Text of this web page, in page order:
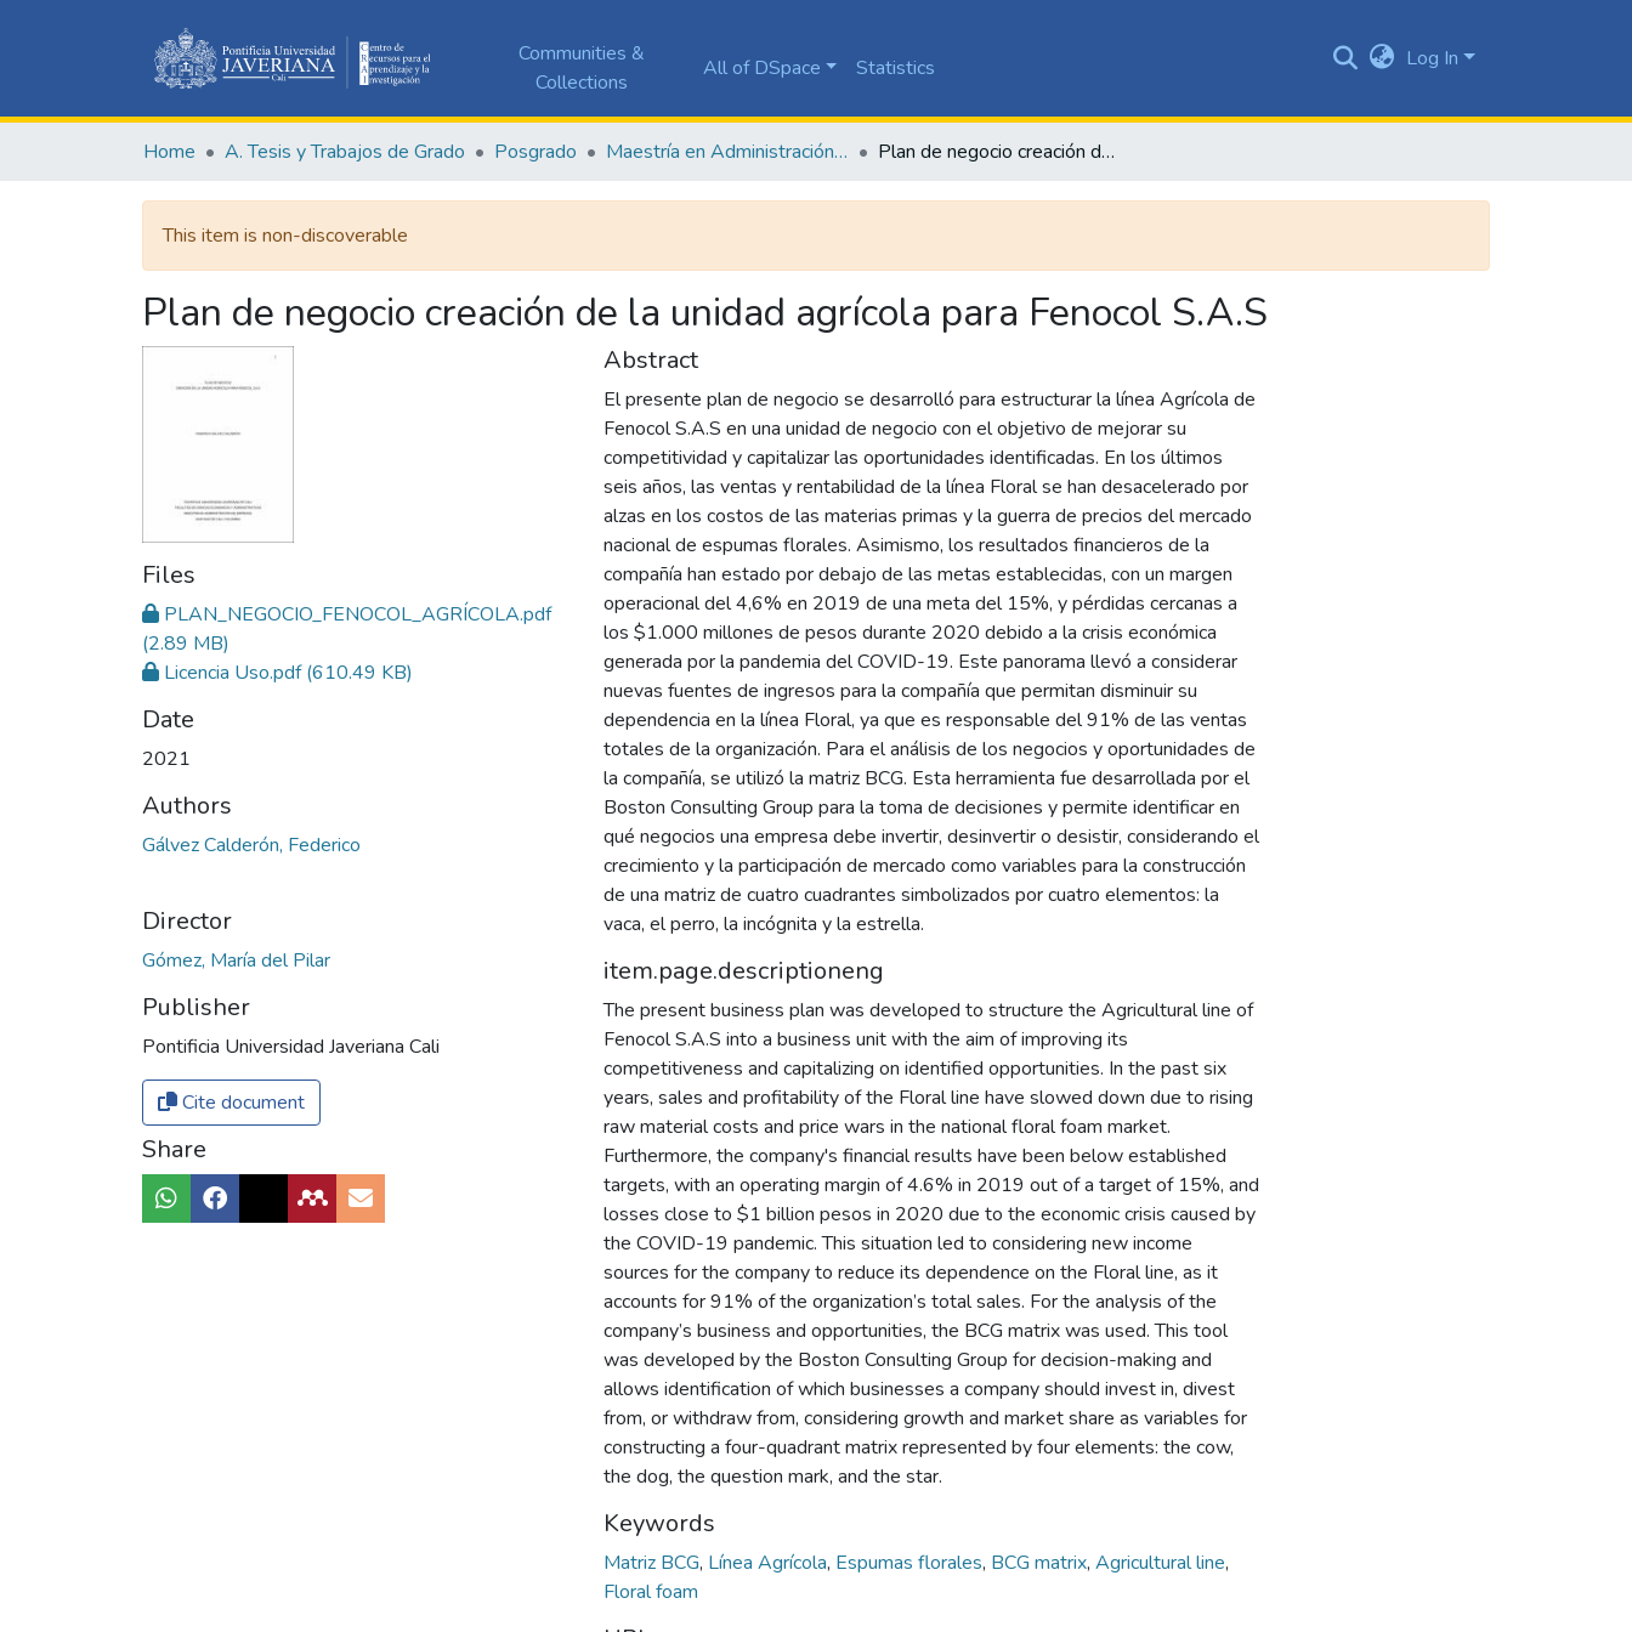
Communities &
Collections
All of DSpace Statistics Log In
Home A. Tesis y Trabajos de Grado Posgrado Maestría en Administración de Empresas Plan de negocio creación de la unidad agrícola para Fenocol S.A.S
This item is non-discoverable
Plan de negocio creación de la unidad agrícola para Fenocol S.A.S
Files
PLAN_NEGOCIO_FENOCOL_AGRÍCOLA.pdf
(2.89 MB)
Licencia Uso.pdf(610.49 KB)
Date
2021
Authors
Gálvez Calderón, Federico
Director
Gómez, María del Pilar
Publisher
Pontificia Universidad Javeriana Cali
Cite document
Share
Abstract
El presente plan de negocio se desarrolló para estructurar la línea Agrícola de
Fenocol S.A.S en una unidad de negocio con el objetivo de mejorar su
competitividad y capitalizar las oportunidades identificadas. En los últimos
seis años, las ventas y rentabilidad de la línea Floral se han desacelerado por
alzas en los costos de las materias primas y la guerra de precios del mercado
nacional de espumas florales. Asimismo, los resultados financieros de la
compañía han estado por debajo de las metas establecidas, con un margen
operacional del 4,6% en 2019 de una meta del 15%, y pérdidas cercanas a
los $1.000 millones de pesos durante 2020 debido a la crisis económica
generada por la pandemia del COVID-19. Este panorama llevó a considerar
nuevas fuentes de ingresos para la compañía que permitan disminuir su
dependencia en la línea Floral, ya que es responsable del 91% de las ventas
totales de la organización. Para el análisis de los negocios y oportunidades de
la compañía, se utilizó la matriz BCG. Esta herramienta fue desarrollada por el
Boston Consulting Group para la toma de decisiones y permite identificar en
qué negocios una empresa debe invertir, desinvertir o desistir, considerando el
crecimiento y la participación de mercado como variables para la construcción
de una matriz de cuatro cuadrantes simbolizados por cuatro elementos: la
vaca, el perro, la incógnita y la estrella.
item.page.descriptioneng
The present business plan was developed to structure the Agricultural line of
Fenocol S.A.S into a business unit with the aim of improving its
competitiveness and capitalizing on identified opportunities. In the past six
years, sales and profitability of the Floral line have slowed down due to rising
raw material costs and price wars in the national floral foam market.
Furthermore, the company's financial results have been below established
targets, with an operating margin of 4.6% in 2019 out of a target of 15%, and
losses close to $1 billion pesos in 2020 due to the economic crisis caused by
the COVID-19 pandemic. This situation led to considering new income
sources for the company to reduce its dependence on the Floral line, as it
accounts for 91% of the organization’s total sales. For the analysis of the
company’s business and opportunities, the BCG matrix was used. This tool
was developed by the Boston Consulting Group for decision-making and
allows identification of which businesses a company should invest in, divest
from, or withdraw from, considering growth and market share as variables for
constructing a four-quadrant matrix represented by four elements: the cow,
the dog, the question mark, and the star.
Keywords
Matriz BCG, Línea Agrícola, Espumas florales, BCG matrix, Agricultural line,
Floral foam